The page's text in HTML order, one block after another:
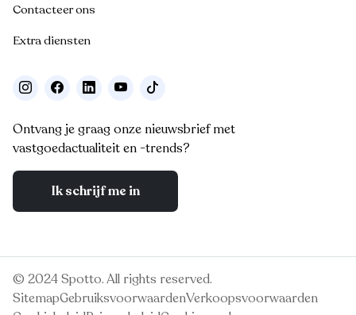
Contacteer ons
Extra diensten
Ontvang je graag onze nieuwsbrief met
vastgoedactualiteit en -trends?
Ik schrijf me in
© 2024 Spotto. All rights reserved.
SitemapGebruiksvoorwaardenVerkoopsvoorwaarden